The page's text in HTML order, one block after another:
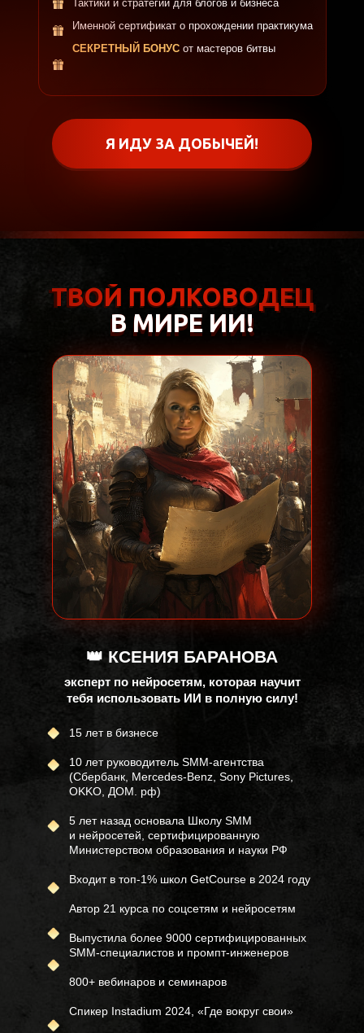
Тактики и стратегии для блогов и бизнеса
Именной сертификат о прохождении практикума
СЕКРЕТНЫЙ БОНУС от мастеров битвы
Я ИДУ ЗА ДОБЫЧЕЙ!
ТВОЙ ПОЛКОВОДЕЦ
В МИРЕ ИИ!
ТВОЙ ПОЛКОВОДЕЦ
В МИРЕ ИИ!
👑 КСЕНИЯ БАРАНОВА
15 лет в бизнесе
10 лет руководитель SMM-агентства
(Сбербанк, Mercedes-Benz, Sony Pictures,
OKKO, ДОМ. рф)
5 лет назад основала Школу SMM
и нейросетей, сертифицированную
Министерством образования и науки РФ
Входит в топ-1% школ GetCourse в 2024 году
Автор 21 курса по соцсетям и нейросетям
Выпустила более 9000 сертифицированных
SMM-специалистов и промпт-инженеров
800+ вебинаров и семинаров
Спикер Instadium 2024, «Где вокруг свои»
эксперт по нейросетям, которая научит
тебя использовать ИИ в полную силу!